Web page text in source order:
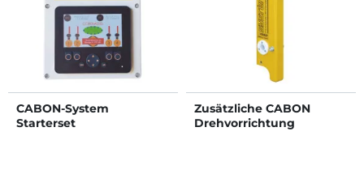
CABON-System
Starterset
Zusätzliche CABON
Drehvorrichtung